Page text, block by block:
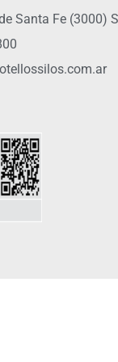
Santa Fe (3000)